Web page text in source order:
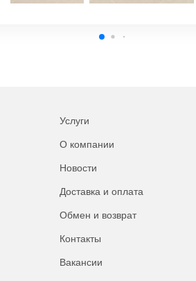
Услуги
О компании
Новости
Доставка и оплата
Обмен и возврат
Контакты
Вакансии